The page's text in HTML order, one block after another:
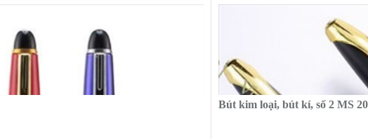
Bút kim loại, bút kí, số 2 MS